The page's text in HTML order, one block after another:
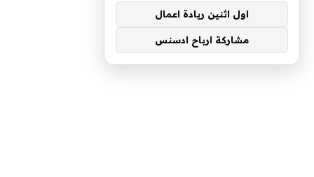
اول اثنين ريادة اعمال
مشاركة ارباح ادسنس